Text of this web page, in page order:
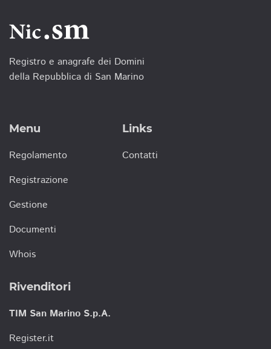
Registro e anagrafe dei Domini
della Repubblica di San Marino
Menu
Regolamento
Registrazione
Gestione
Documenti
Whois
Links
Contatti
Rivenditori
TIM San Marino S.p.A.
Register.it